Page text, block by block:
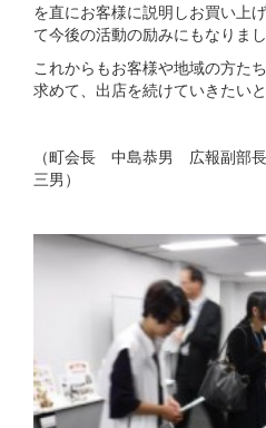
を直にお客様に説明しお買い上
て今後の活動の励みにもなりまし
これからもお客様や地域の方た
求めて、出店を続けていきたい
（町会長 中島恭男 広報副部
三男）